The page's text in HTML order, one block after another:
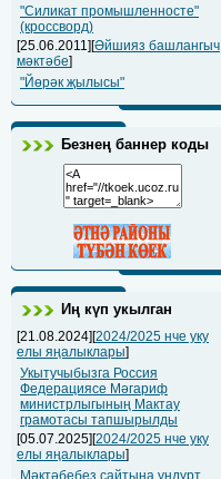
"Силикат промышленносте"
(кроссворд)
[25.06.2011][Әйшияз башлангыч
мәктәбе]
"Йөрәк җылысы"
Безнең баннер коды
Иң күп укылган
[21.08.2024][2024/2025 нче уку
елы яңалыклары]
Укытучыбызга Россия
Федерациясе Мәгариф
министрлыгының Мактау
грамотасы тапшырылды
[05.07.2025][2024/2025 нче уку
елы яңалыклары]
Мәктәбебез сайтына ундүрт